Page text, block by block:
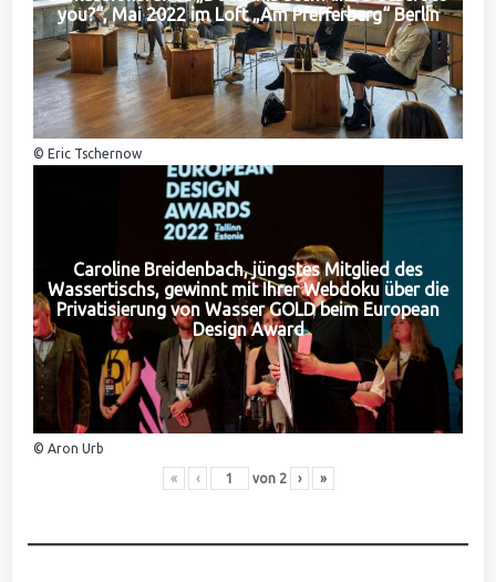
you?“, Mai 2022 im Loft „Am Pfefferberg“ Berlin
© Eric Tschernow
Caroline Breidenbach, jüngstes Mitglied des
Wassertischs, gewinnt mit Ihrer Webdoku über die
Privatisierung von Wasser GOLD beim European
Design Award
© Aron Urb
« ‹ von 2 › »